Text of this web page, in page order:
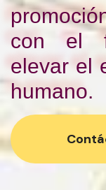
con el
elevar el
humano.